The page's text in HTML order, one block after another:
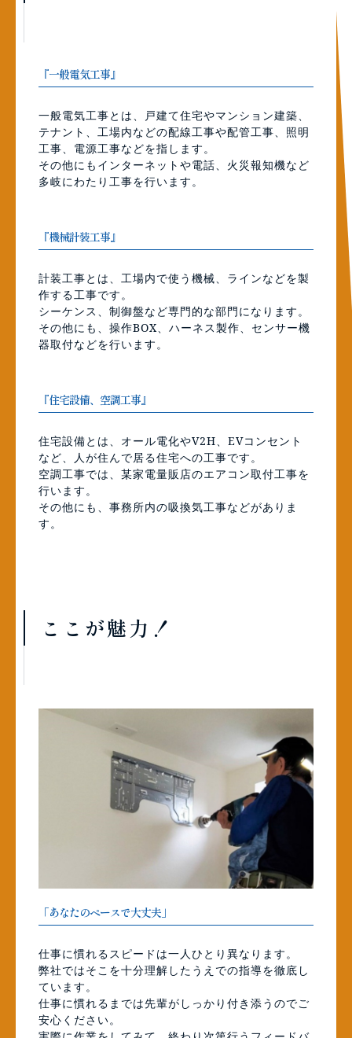
『一般電気工事』
一般電気工事とは、戸建て住宅やマンション建築、
テナント、工場内などの配線工事や配管工事、照明
工事、電源工事などを指します。
その他にもインターネットや電話、火災報知機など
多岐にわたり工事を行います。
『機械計装工事』
計装工事とは、工場内で使う機械、ラインなどを製
作する工事です。
シーケンス、制御盤など専門的な部門になります。
その他にも、操作BOX、ハーネス製作、センサー機
器取付などを行います。
『住宅設備、空調工事』
住宅設備とは、オール電化やV2H、EVコンセント
など、人が住んで居る住宅への工事です。
空調工事では、某家電量販店のエアコン取付工事を
行います。
その他にも、事務所内の吸換気工事などがありま
す。
ここが魅力！
「あなたのペースで大丈夫」
仕事に慣れるスピードは一人ひとり異なります。
弊社ではそこを十分理解したうえでの指導を徹底し
ています。
仕事に慣れるまでは先輩がしっかり付き添うのでご
安心ください。